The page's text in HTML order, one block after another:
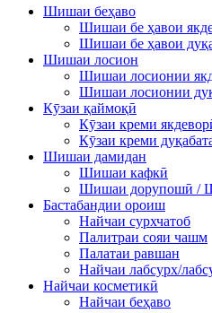
Шишаи беҳаво
Шишаи бе ҳавои
Шишаи бе ҳавои
Шишаи лосион
Шишаи лосионии
Шишаи лосионии
Кӯзаи қаймоқӣ
Кӯзаи креми
Кӯзаи креми
Шишаи дамидан
Шишаи кафкӣ
Шишаи дорупошӣ /
Бастабандии ороиш
Найчаи сурхчатоб
Палитраи сояи чашм
Палатаи равшан
Найчаи лабсурх/
Найчаи косметикӣ
Найчаи беҳаво